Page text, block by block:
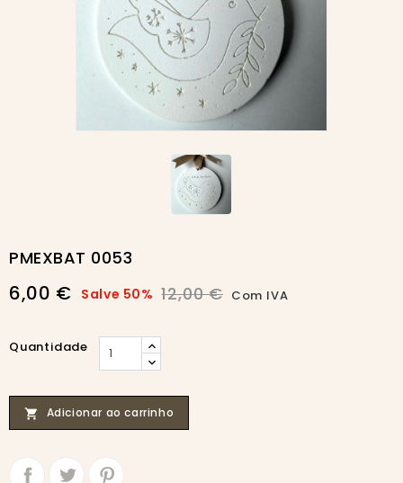
-50%
PMEXBAT 0053
6,00 € Salve 50% 12,00 € Com IVA
Quantidade
 Adicionar ao carrinho